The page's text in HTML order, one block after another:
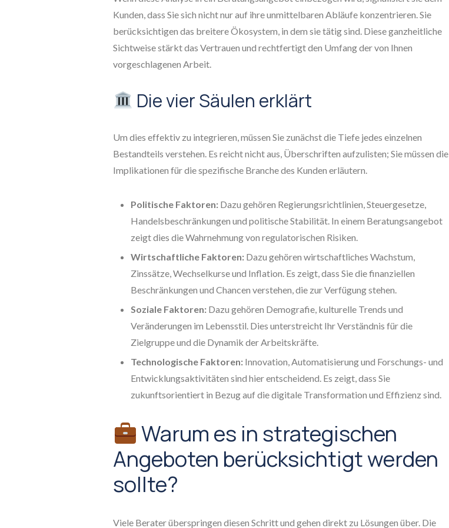
Kunden, dass Sie sich nicht nur auf ihre unmittelbaren Abläufe konzentrieren. Sie
berücksichtigen das breitere Ökosystem, in dem sie tätig sind. Diese ganzheitliche
Sichtweise stärkt das Vertrauen und rechtfertigt den Umfang der von Ihnen
vorgeschlagenen Arbeit.
Die vier Säulen erklärt
Um dies effektiv zu integrieren, müssen Sie zunächst die Tiefe jedes einzelnen
Bestandteils verstehen. Es reicht nicht aus, Überschriften aufzulisten; Sie müssen die
Implikationen für die spezifische Branche des Kunden erläutern.
Politische Faktoren: Dazu gehören Regierungsrichtlinien, Steuergesetze,
Handelsbeschränkungen und politische Stabilität. In einem Beratungsangebot
zeigt dies die Wahrnehmung von regulatorischen Risiken.
Wirtschaftliche Faktoren: Dazu gehören wirtschaftliches Wachstum,
Zinssätze, Wechselkurse und Inflation. Es zeigt, dass Sie die finanziellen
Beschränkungen und Chancen verstehen, die zur Verfügung stehen.
Soziale Faktoren: Dazu gehören Demografie, kulturelle Trends und
Veränderungen im Lebensstil. Dies unterstreicht Ihr Verständnis für die
Zielgruppe und die Dynamik der Arbeitskräfte.
Technologische Faktoren: Innovation, Automatisierung und Forschungs- und
Entwicklungsaktivitäten sind hier entscheidend. Es zeigt, dass Sie
zukunftsorientiert in Bezug auf die digitale Transformation und Effizienz sind.
Warum es in strategischen
Angeboten berücksichtigt werden
sollte?
Viele Berater überspringen diesen Schritt und gehen direkt zu Lösungen über. Die